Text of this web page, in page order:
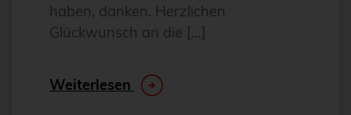
Cassandra
CentOS
CERN
haben, danken. Herzlichen
Glückwunsch an die […]
Weiterlesen